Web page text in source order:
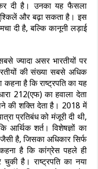
दी है। उनका यह फैसला
और बढ़ा सकता है। इस
दी है, बल्कि कानूनी लड़ाई
ज्यादा असर भारतीयों पर
की संख्या सबसे अधिक
कहना है कि राष्ट्रपति का यह
212(एफ) का हवाला देता
की शक्ति देता है। 2018 में
प्रतिबंध को मंजूरी दी थी,
आर्थिक शर्त। विशेषज्ञों का
है, जिसका अधिकार सिर्फ
है कि कांग्रेस पहले ही
है। राष्ट्रपति का नया